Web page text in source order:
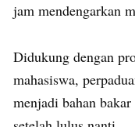
jam mendengarkan
Didukung dengan
mahasiswa,
menjadi bahan